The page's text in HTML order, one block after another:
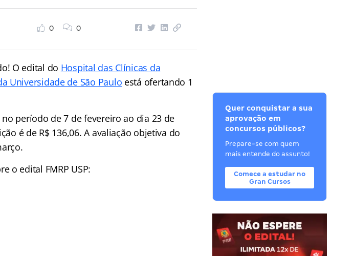
0 0
O edital do Hospital das Clínicas da
Universidade de São Paulo está ofertando 1
período de 7 de fevereiro ao dia 23 de
é de R$ 136,06. A avaliação objetiva do
o edital FMRP USP:
Quer conquistar a sua
aprovação em
concursos públicos?
Prepare-se com quem
mais entende do assunto!
Comece a estudar no
Gran Cursos